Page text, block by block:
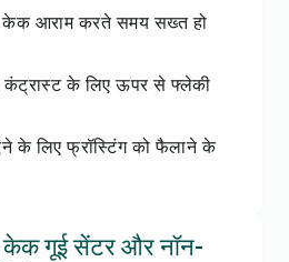
केक आराम करते समय सख्त हो
कंट्रास्ट के लिए ऊपर से फ्लेकी
के लिए फ्रॉस्टिंग को फैलाने के
केक गूई सेंटर और नॉन-